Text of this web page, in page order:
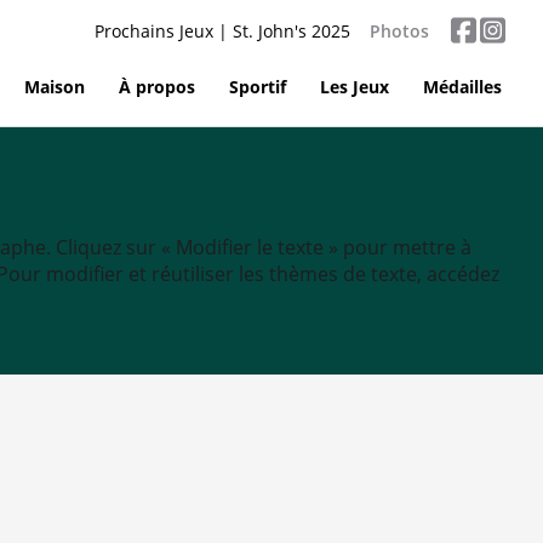
Prochains Jeux | St. John's 2025 Photos
Maison À propos Sportif Les Jeux Médailles
Cliquez sur « Modifier le texte » pour mettre à
modifier et réutiliser les thèmes de texte, accédez